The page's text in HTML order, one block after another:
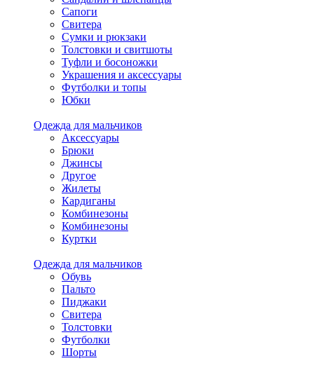
Сапоги
Свитера
Сумки и рюкзаки
Толстовки и свитшоты
Туфли и босоножки
Украшения и аксессуары
Футболки и топы
Юбки
Одежда для мальчиков
Аксессуары
Брюки
Джинсы
Другое
Жилеты
Кардиганы
Комбинезоны
Комбинезоны
Куртки
Одежда для мальчиков
Обувь
Пальто
Пиджаки
Свитера
Толстовки
Футболки
Шорты